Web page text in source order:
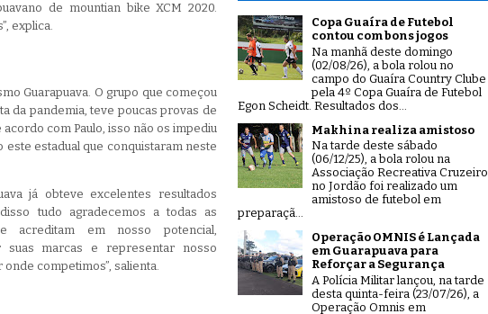
de mountian bike XCM 2020.
explica.
Guarapuava. O grupo que começou
da pandemia, teve poucas provas de
com Paulo, isso não os impediu
estadual que conquistaram neste
já obteve excelentes resultados
tudo agradecemos a todas as
acreditam em nosso potencial,
suas marcas e representar nosso
competimos”, salienta.
Copa Guaíra de Futebol
contou com bons jogos
Na manhã deste domingo
(02/08/26), a bola rolou no
campo do Guaíra Country Clube
pela 4º Copa Guaíra de Futebol
Egon Scheidt. Resultados dos...
Makhina realiza amistoso
Na tarde deste sábado
(06/12/25), a bola rolou na
Associação Recreativa Cruzeiro
no Jordão foi realizado um
amistoso de futebol em
preparaçã...
Operação OMNIS é Lançada
em Guarapuava para
Reforçar a Segurança
A Polícia Militar lançou, na tarde
desta quinta-feira (23/07/26), a
Operação Omnis em